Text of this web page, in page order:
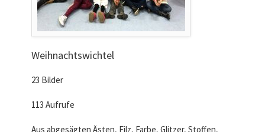
Weihnachtswichtel
23 Bilder
113 Aufrufe
Aus abgesägten Ästen, Filz, Farbe, Glitzer, Stoffen,